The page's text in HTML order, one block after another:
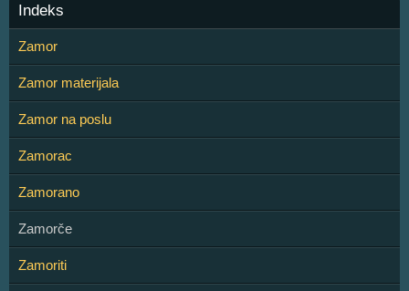
Indeks
Zamor
Zamor materijala
Zamor na poslu
Zamorac
Zamorano
Zamorče
Zamoriti